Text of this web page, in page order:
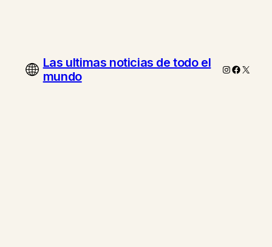
Las ultimas noticias de todo el
mundo
Instagram
X